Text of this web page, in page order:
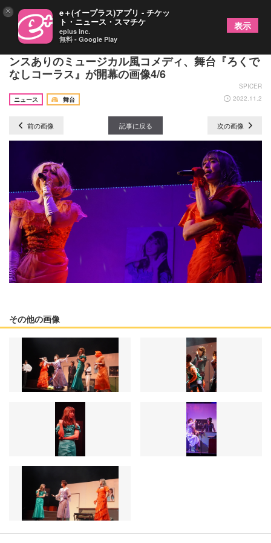
ヨンミン、ウォンシクのコメントが到着 歌ありダ
ンスありのミュージカル風コメディ、舞台『ろくで
なしコーラス』が開幕の画像4/6
SPICER
ニュース
舞台 2022.11.2
前の画像 記事に戻る 次の画像
その他の画像
× e＋(イープラス)アプリ - チケッ
ト・ニュース・スマチケ
eplus inc.
無料 - Google Play
表示